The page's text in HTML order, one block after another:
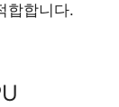
합합니다.